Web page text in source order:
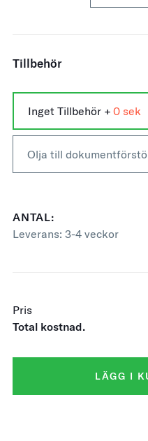
Tillbehör
Inget Tillbehör + 0
Olja till
ANTAL:
Leverans: 3-4 veckor
Pris
Total kostnad.
LÄGG I